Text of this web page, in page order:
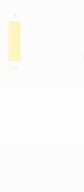
5★